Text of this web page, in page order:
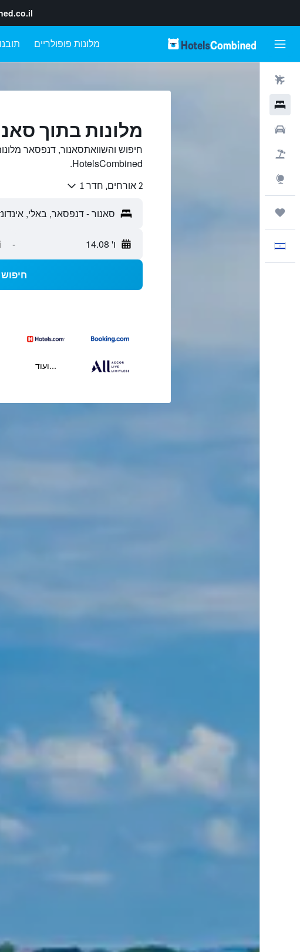
מלונות פופולריים
מלונות בתוך
חיפוש והשוואתסאנור, דנפסאר
HotelsCombined.
2 אורחים, חדר 1
ו' 14.08 -
חיפוש
...ועוד